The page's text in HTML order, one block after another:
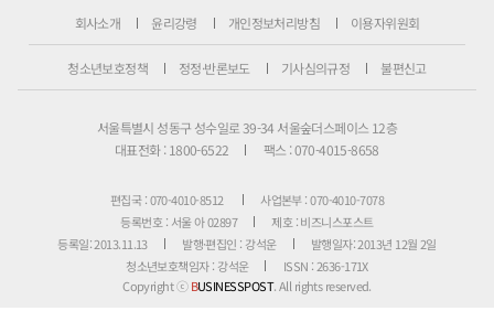
회사소개 윤리강령 개인정보처리방침 이용자위원회
청소년보호정책 정정·반론보도 기사심의규정 불편신고
서울특별시 성동구 성수일로 39-34 서울숲더스페이스 12층
대표전화 : 1800-6522
팩스 : 070-4015-8658
편집국 : 070-4010-8512
사업본부 : 070-4010-7078
등록번호 : 서울 아 02897
제호 : 비즈니스포스트
등록일: 2013.11.13
발행·편집인 : 강석운
발행일자: 2013년 12월 2일
청소년보호책임자 : 강석운
ISSN : 2636-171X
Copyright ⓒBUSINESSPOST. All rights reserved.